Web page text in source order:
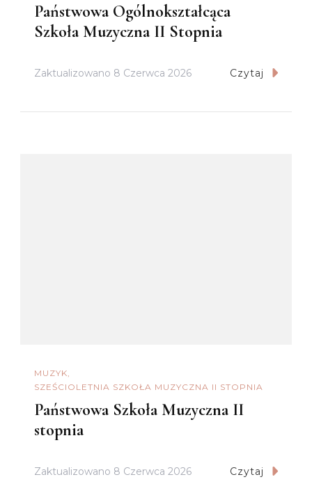
Państwowa Ogólnokształcąca
Szkoła Muzyczna II Stopnia
Zaktualizowano 8 Czerwca 2026 Czytaj
MUZYK
SZEŚCIOLETNIA SZKOŁA MUZYCZNA II STOPNIA
Państwowa Szkoła Muzyczna II
stopnia
Zaktualizowano 8 Czerwca 2026 Czytaj